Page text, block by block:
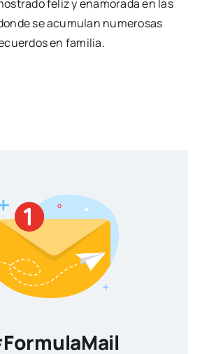
feliz y enamorada en las
se acumulan numerosas
en familia.